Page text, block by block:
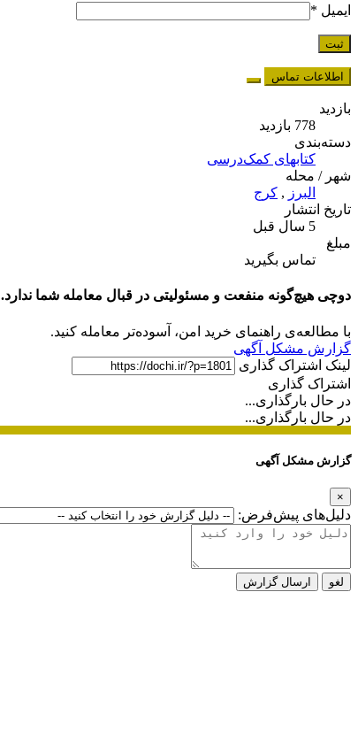
ایمیل *
اطلاعات تماس
بازدید
778 بازدید
دسته‌بندی
کتابهای کمک‌درسی
شهر / محله
البرز , کرج
تاریخ انتشار
5 سال قبل
مبلغ
تماس بگیرید
دوچی هیچ‌گونه منفعت و مسئولیتی در قبال معامله شما ندارد.
با مطالعه‌ی راهنمای خرید امن، آسوده‌تر معامله کنید.
گزارش مشکل آگهی
لینک اشتراک گذاری
اشتراک گذاری
در حال بارگذاری...
در حال بارگذاری...
گزارش مشکل آگهی
×
دلیل‌های پیش‌فرض:
لغو ارسال گزارش